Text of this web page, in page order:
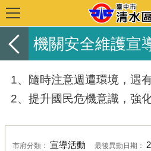
機關安全維護宣
1、隨時注意週遭環境，遇
2、提升國民危機意識，強
市府分類： 宣導活動 最後異動日期：